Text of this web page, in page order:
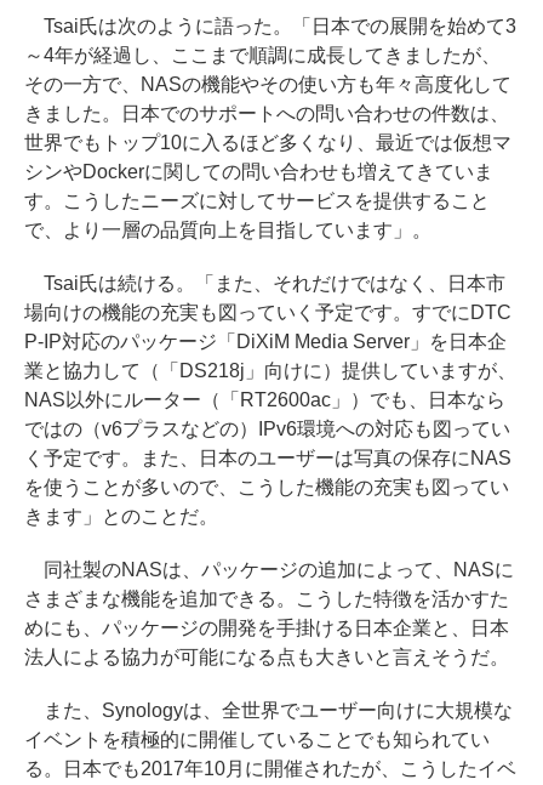
Tsai氏は次のように語った。「日本での展開を始めて3
～4年が経過し、ここまで順調に成長してきましたが、
その一方で、NASの機能やその使い方も年々高度化して
きました。日本でのサポートへの問い合わせの件数は、
世界でもトップ10に入るほど多くなり、最近では仮想マ
シンやDockerに関しての問い合わせも増えてきていま
す。こうしたニーズに対してサービスを提供すること
で、より一層の品質向上を目指しています」。
Tsai氏は続ける。「また、それだけではなく、日本市
場向けの機能の充実も図っていく予定です。すでにDTC
P-IP対応のパッケージ「DiXiM Media Server」を日本企
業と協力して（「DS218j」向けに）提供していますが、
NAS以外にルーター（「RT2600ac」）でも、日本なら
ではの（v6プラスなどの）IPv6環境への対応も図ってい
く予定です。また、日本のユーザーは写真の保存にNAS
を使うことが多いので、こうした機能の充実も図ってい
きます」とのことだ。
同社製のNASは、パッケージの追加によって、NASに
さまざまな機能を追加できる。こうした特徴を活かすた
めにも、パッケージの開発を手掛ける日本企業と、日本
法人による協力が可能になる点も大きいと言えそうだ。
また、Synologyは、全世界でユーザー向けに大規模な
イベントを積極的に開催していることでも知られてい
る。日本でも2017年10月に開催されたが、こうしたイベ